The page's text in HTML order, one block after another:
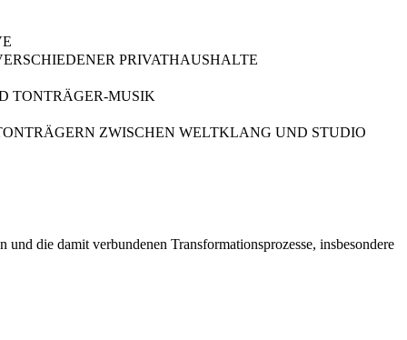
PRIVATHAUSHALTE
TONTRÄGER-MUSIK
ZWISCHEN WELTKLANG UND STUDIO
die damit verbundenen Transformationsprozesse, insbesondere